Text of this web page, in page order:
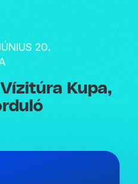
20.
Kupa,